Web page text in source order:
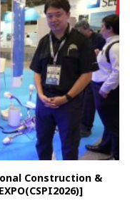
Construction &